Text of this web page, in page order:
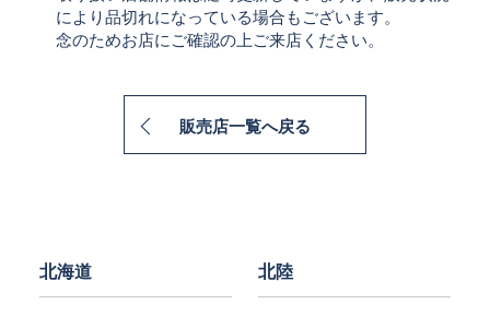
により品切れになっている場合もございます。
念のためお店にご確認の上ご来店ください。
販売店一覧へ戻る
北海道 北陸